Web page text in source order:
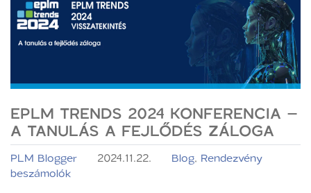
EPLM TRENDS 2024 KONFERENCIA –
A TANULÁS A FEJLŐDÉS ZÁLOGA
PLM Blogger 2024.11.22. Blog, Rendezvény
beszámolók